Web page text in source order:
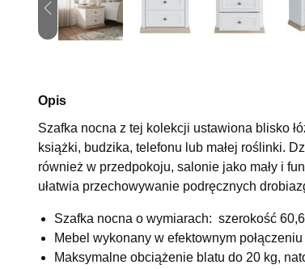
Previous
Opis
Szafka nocna z tej kolekcji ustawiona blisko
książki, budzika, telefonu lub małej roślinki.
również w przedpokoju, salonie jako mały i
ułatwia przechowywanie podręcznych
Szafka nocna o wymiarach: szerokość
Mebel wykonany w efektownym
Maksymalne obciążenie blatu do 20 kg,